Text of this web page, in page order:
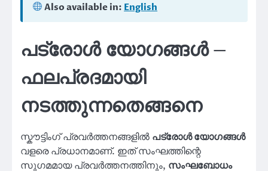
Also available in: English
പട്രോൾ യോഗങ്ങൾ –
ഫലപ്രദമായി
നടത്തുന്നതെങ്ങനെ
സ്കൗട്ടിംഗ് പ്രവർത്തനങ്ങളിൽ പട്രോൾ യോഗങ്ങൾ
വളരെ പ്രധാനമാണ്. ഇത് സംഘത്തിന്റെ
സുഗമമായ പ്രവർത്തനത്തിനും, സംഘബോധം